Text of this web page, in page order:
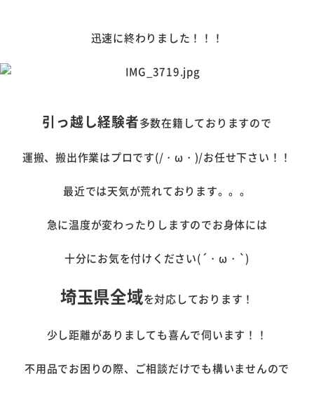
迅速に終わりました！！！
引っ越し経験者多数在籍しておりますので
運搬、搬出作業はプロです(/・ω・)/お任せ下さい！！
最近では天気が荒れております。。。
急に温度が変わったりしますのでお身体には
十分にお気を付けください(´・ω・`)
埼玉県全域を対応しております！
少し距離がありましても喜んで伺います！！
不用品でお困りの際、ご相談だけでも構いませんので